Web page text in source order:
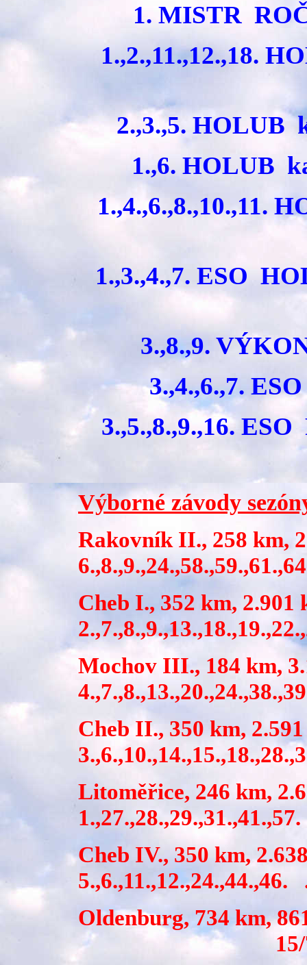
1. MISTR
1.,2.,11.,12.,18.
2.,3.,5.
1.,6. HOLUB
1.,4.,6.,8.,10.,11.
1.,3.,4.,7. ESO
3.,8.,9.
3.,4.,6.,7.
3.,5.,8.,9.,16.
Výborné závody
Rakovník II., 258
Cheb I., 352
Mochov III., 184
Cheb II., 350
Litoměřice, 246
Cheb IV., 350
Oldenburg, 734
15/